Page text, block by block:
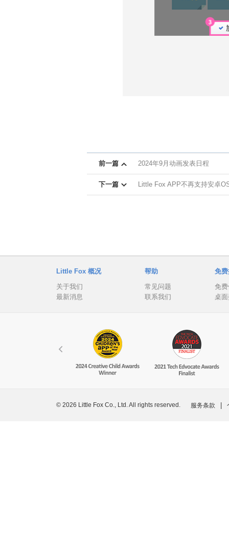
前一篇 2024年9月动画发表日程
下一篇 Little Fox APP不再支持安卓
Little Fox 概况
关于我们
最新消息
帮助
常见问题
联系我们
免
免
桌
© 2026 Little Fox Co., Ltd. All rights reserved. 服务条款